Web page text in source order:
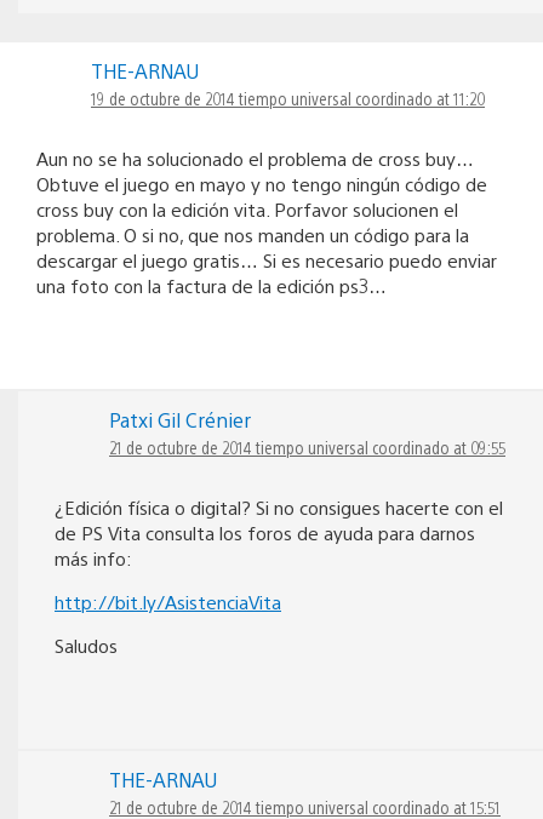
THE-ARNAU
19 de octubre de 2014 tiempo universal coordinado at 11:20
Aun no se ha solucionado el problema de cross buy…
Obtuve el juego en mayo y no tengo ningún código de
cross buy con la edición vita. Porfavor solucionen el
problema. O si no, que nos manden un código para la
descargar el juego gratis… Si es necesario puedo enviar
una foto con la factura de la edición ps3…
Patxi Gil Crénier
21 de octubre de 2014 tiempo universal coordinado at 09:55
¿Edición física o digital? Si no consigues hacerte con el
de PS Vita consulta los foros de ayuda para darnos
más info:
http://bit.ly/AsistenciaVita
Saludos
THE-ARNAU
21 de octubre de 2014 tiempo universal coordinado at 15:51